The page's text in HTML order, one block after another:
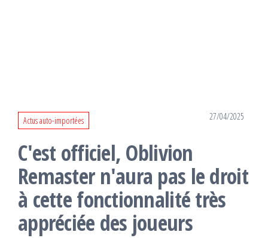
Actus auto-importées 27/04/2025
C'est officiel, Oblivion
Remaster n'aura pas le droit
à cette fonctionnalité très
appréciée des joueurs